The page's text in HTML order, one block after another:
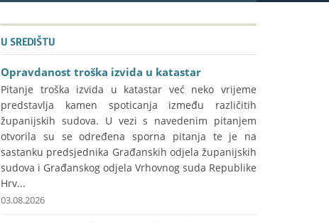
U SREDIŠTU
Opravdanost troška izvida u katastar
Pitanje troška izvida u katastar već neko vrijeme
predstavlja kamen spoticanja između različitih
županijskih sudova. U vezi s navedenim pitanjem
otvorila su se određena sporna pitanja te je na
sastanku predsjednika Građanskih odjela županijskih
sudova i Građanskog odjela Vrhovnog suda Republike
Hrv...
03.08.2026